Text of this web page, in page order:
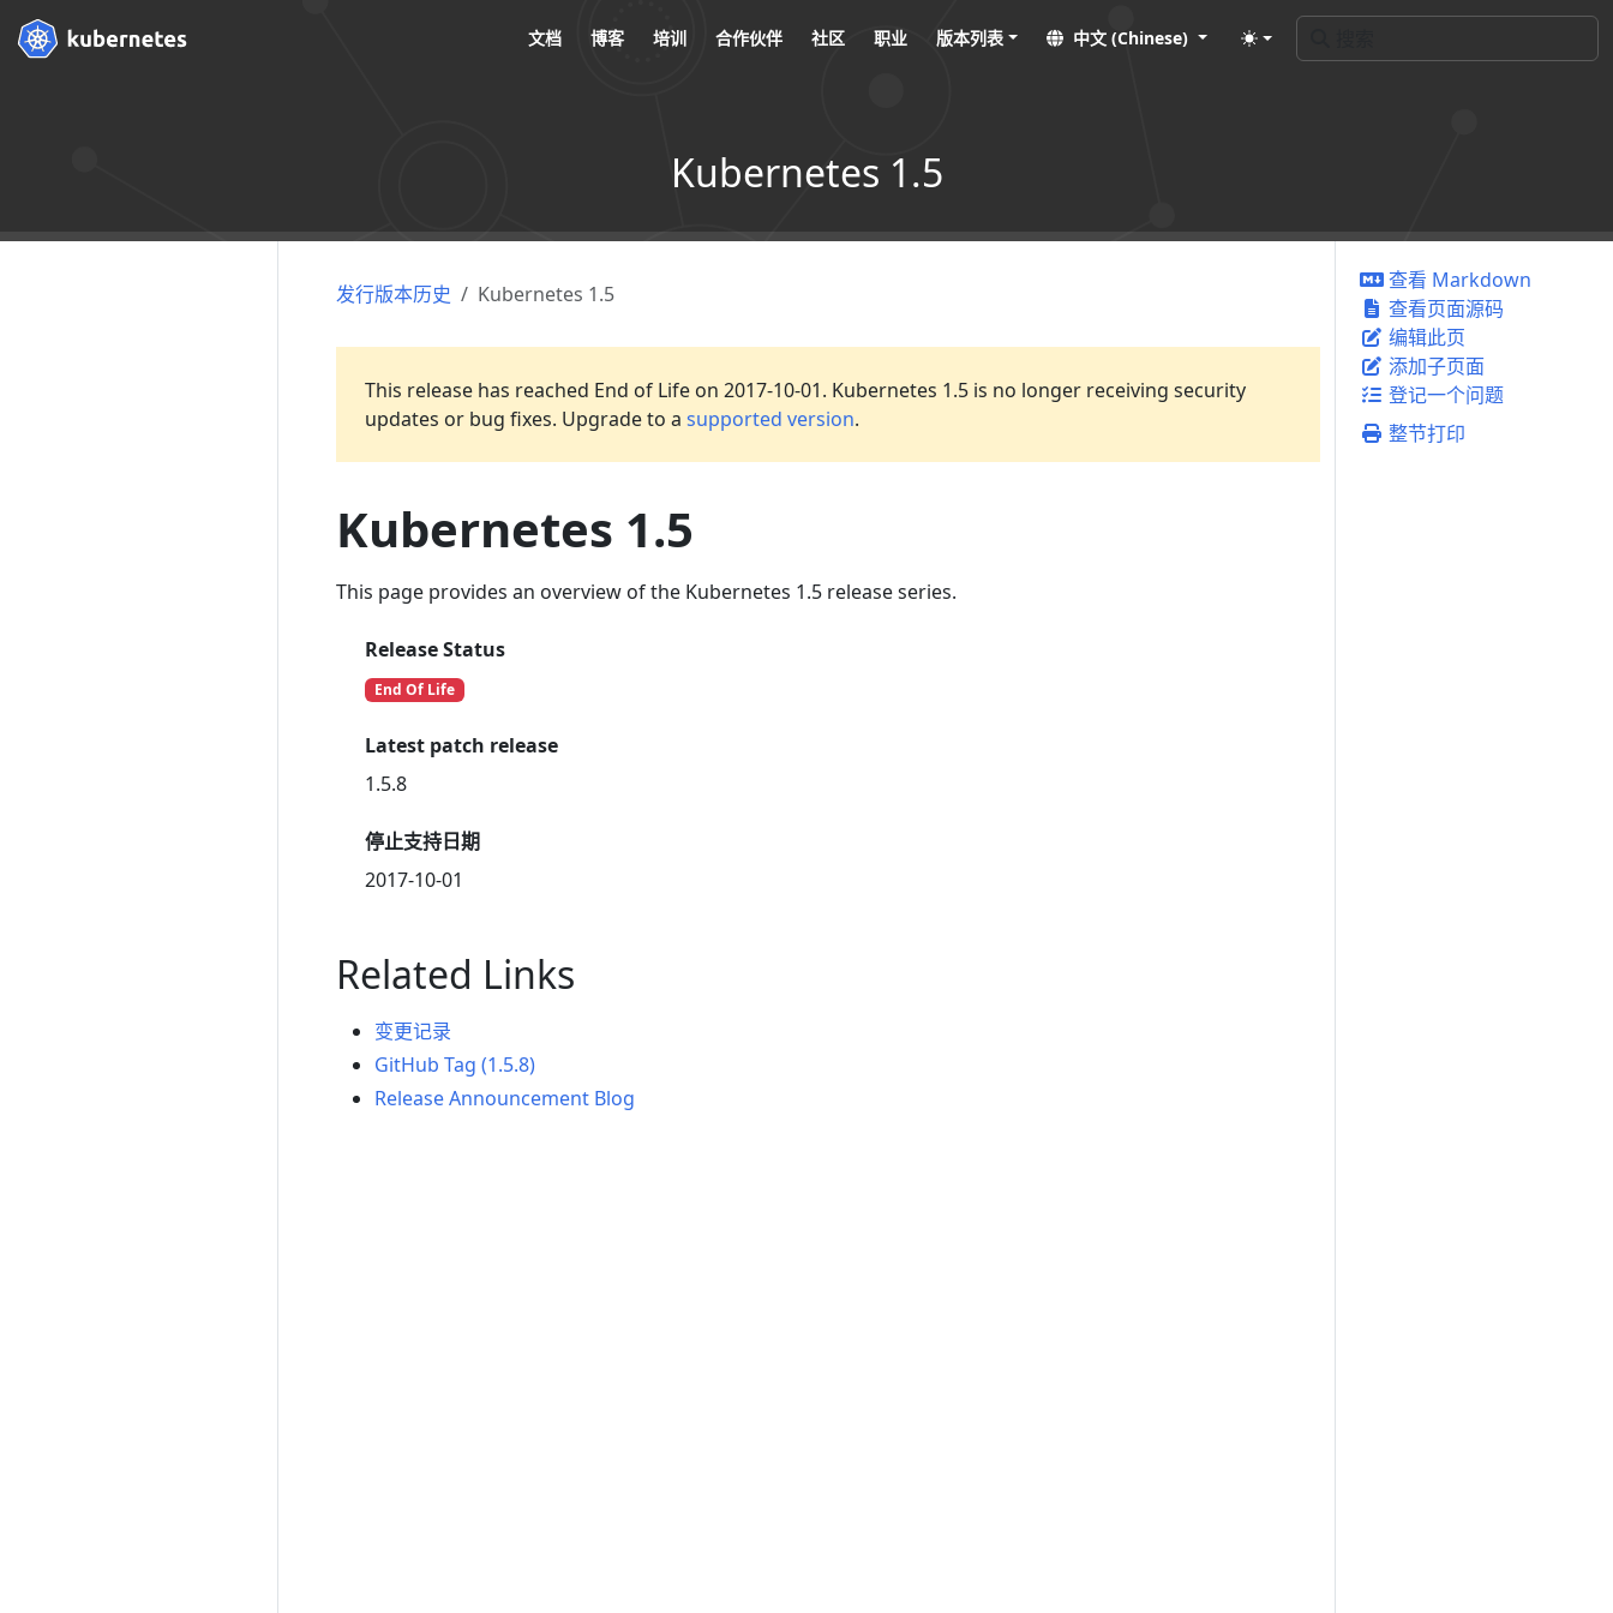
文档 博客 培训 合作伙伴 社区 职业 版本列表 中文 (Chinese)
Kubernetes 1.5
查看 Markdown
查看页面源码
编辑此页
添加子页面
登记一个问题
整节打印
发行版本历史 Kubernetes 1.5
This release has reached End of Life on 2017-10-01. Kubernetes 1.5 is no longer receiving security
updates or bug fixes. Upgrade to a supported version.
Kubernetes 1.5
This page provides an overview of the Kubernetes 1.5 release series.
Release Status
End Of Life
Latest patch release
1.5.8
停止支持日期
2017-10-01
Related Links
变更记录
GitHub Tag (1.5.8)
Release Announcement Blog